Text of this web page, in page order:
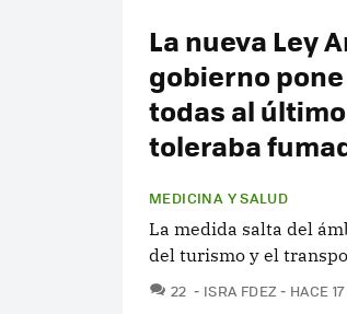
La nueva Ley
gobierno
todas al
toleraba
MEDICINA Y SALUD
La medida salta del
del turismo y el
22 COMENTARIOS
ISRA FDEZ HACE